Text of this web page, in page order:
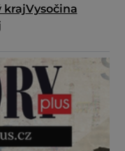
krajVysočina